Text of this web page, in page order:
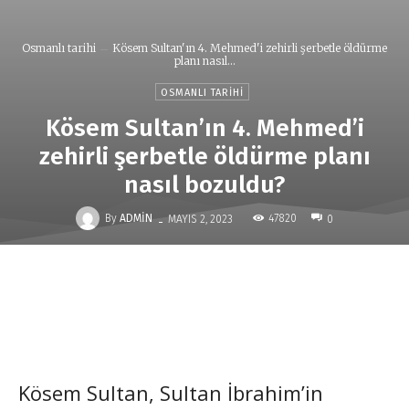
Osmanlı tarihi
Kösem Sultan'ın 4. Mehmed'i zehirli şerbetle öldürme
planı nasıl...
OSMANLI TARIHI
Kösem Sultan’ın 4. Mehmed’i
zehirli şerbetle öldürme planı
nasıl bozuldu?
By ADMIN - MAYIS 2, 2023 47820 0
Kösem Sultan, Sultan İbrahim’in